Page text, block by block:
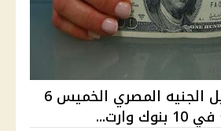
سعر الدولار مقابل الجنيه المصري الخميس 6